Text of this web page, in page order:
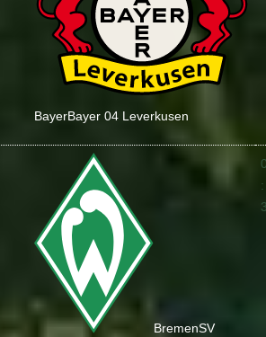
BayerBayer 04 Leverkusen
BremenSV
: